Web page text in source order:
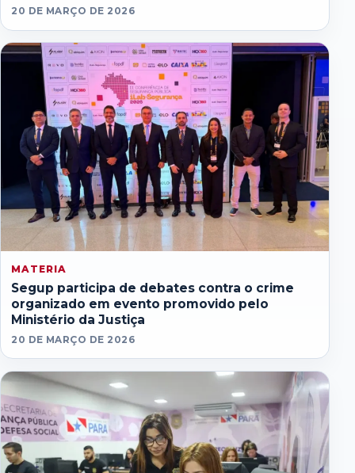
20 DE MARÇO DE 2026
MATERIA
Segup participa de debates contra o crime
organizado em evento promovido pelo
Ministério da Justiça
20 DE MARÇO DE 2026